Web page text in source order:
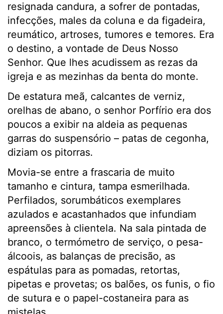
resignada candura, a sofrer de pontadas,
infecções, males da coluna e da figadeira,
reumático, artroses, tumores e temores. Era
o destino, a vontade de Deus Nosso
Senhor. Que lhes acudissem as rezas da
igreja e as mezinhas da benta do monte.
De estatura meã, calcantes de verniz,
orelhas de abano, o senhor Porfírio era dos
poucos a exibir na aldeia as pequenas
garras do suspensório – patas de cegonha,
diziam os pitorras.
Movia-se entre a frascaria de muito
tamanho e cintura, tampa esmerilhada.
Perfilados, sorumbáticos exemplares
azulados e acastanhados que infundiam
apreensões à clientela. Na sala pintada de
branco, o termómetro de serviço, o pesa-
álcoois, as balanças de precisão, as
espátulas para as pomadas, retortas,
pipetas e provetas; os balões, os funis, o fio
de sutura e o papel-costaneira para as